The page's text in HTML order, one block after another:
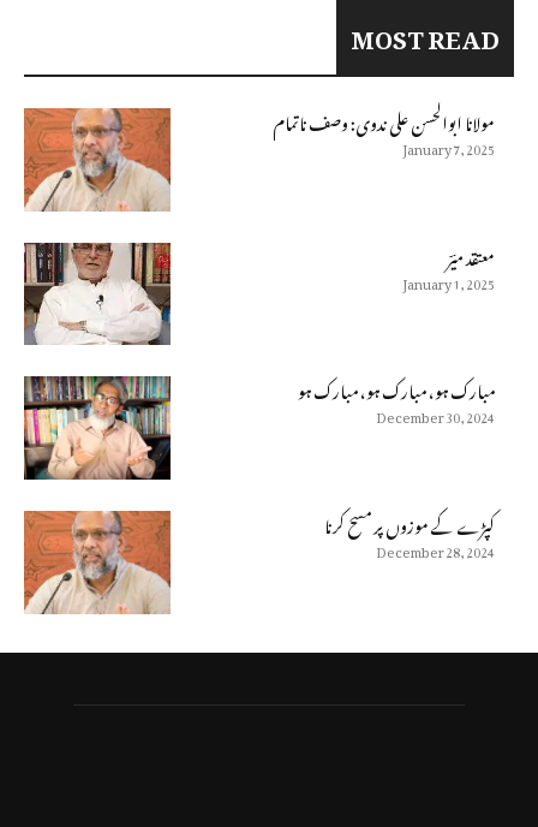
MOST READ
مولانا ابوالحسن على ندوى: وصف ناتمام
January 7, 2025
معتقد میؔر
January 1, 2025
مبارک ہو، مبارک ہو، مبارک ہو
December 30, 2024
كپڑے كے موزوں پر مسح كرنا
December 28, 2024